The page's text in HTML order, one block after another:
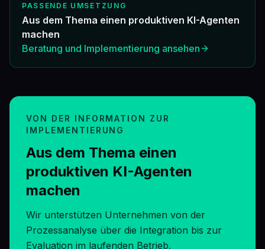
PASSENDE UMSETZUNG
Aus dem Thema einen produktiven KI-Agenten
machen
Beratung und Implementierung ansehen
VON DER INFORMATION ZUR
IMPLEMENTIERUNG
Aus dem Thema einen
produktiven KI-Agenten
machen
Wir unterstützen Unternehmen von der
Prozessanalyse über die Integration bis zur
Evaluation im laufenden Betrieb.